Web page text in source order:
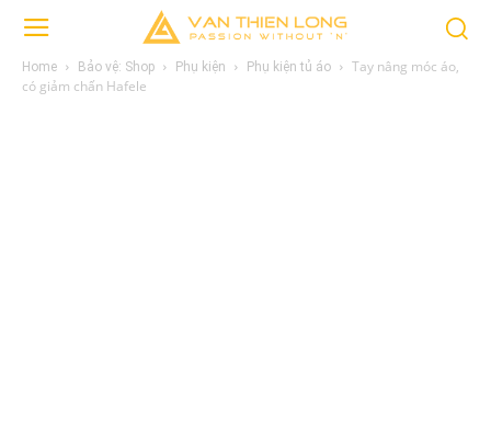
Home Bảo vệ: Shop Phụ kiện Phụ kiện tủ áo
Tay nâng móc áo,
có giảm chấn Hafele